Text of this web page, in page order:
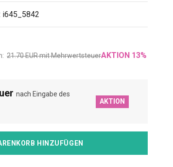
i645_5842
21.70EURmit MehrwertsteuerAKTION 13%
nach Eingabe des
AKTION
HINZUFÜGEN